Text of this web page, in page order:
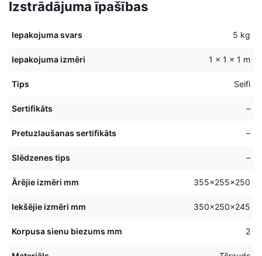
Izstrādājuma īpašības
Iepakojuma svars 5 kg
Iepakojuma izmēri 1 × 1 × 1 m
Tips Seifi
Sertifikāts –
Pretuzlaušanas sertifikāts –
Slēdzenes tips –
Ārējie izmēri mm 355x255x250
Iekšējie izmēri mm 350x250x245
Korpusa sienu biezums mm 2